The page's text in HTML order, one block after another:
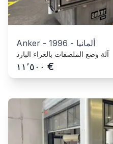
Anker - 1996 - ألمانيا
آلة وضع الملصقات بالغراء البارد
١١٬٥٠٠ €